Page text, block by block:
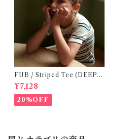
FUB / Striped Tee (DEEP G
REEN)(140)
¥7,128
20%OFF